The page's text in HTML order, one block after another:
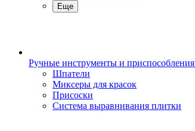
Еще
Ручные инструменты и приспособления
Шпатели
Миксеры для красок
Присоски
Система выравнивания плитки